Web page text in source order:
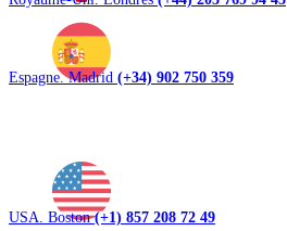
Espagne. Madrid (+34) 902 750 359
USA. Boston(+1) 857 208 72 49